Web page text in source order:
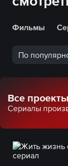
Фильмы
По
Все
Сериалы